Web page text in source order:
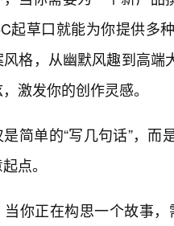
起草口就能为你提供多
格，从幽默风趣到高
激发你的创作灵感。
简单的“写几句话”，
点。
当你正在构思一个故事